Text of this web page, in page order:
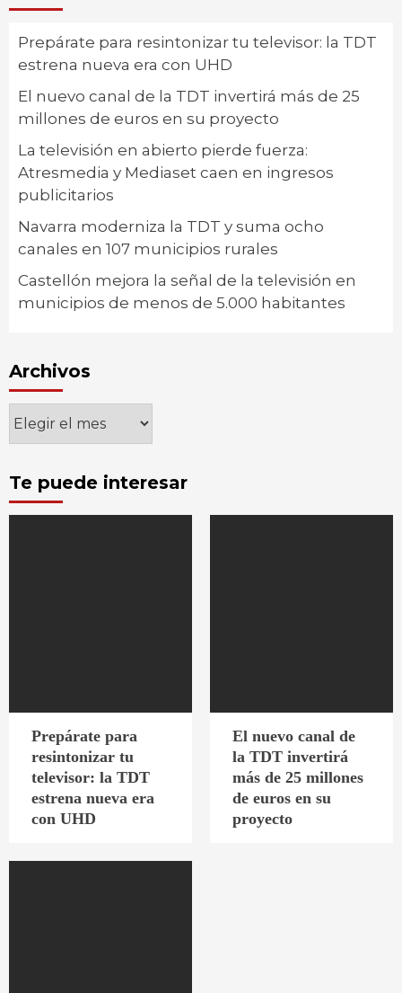
Prepárate para resintonizar tu televisor: la TDT
estrena nueva era con UHD
El nuevo canal de la TDT invertirá más de 25
millones de euros en su proyecto
La televisión en abierto pierde fuerza:
Atresmedia y Mediaset caen en ingresos
publicitarios
Navarra moderniza la TDT y suma ocho
canales en 107 municipios rurales
Castellón mejora la señal de la televisión en
municipios de menos de 5.000 habitantes
Archivos
Archivos
Te puede interesar
Prepárate para
resintonizar tu
televisor: la TDT
estrena nueva era
con UHD
El nuevo canal de
la TDT invertirá
más de 25 millones
de euros en su
proyecto